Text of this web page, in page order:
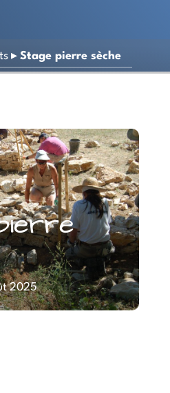
▸ Stage pierre sèche
2025